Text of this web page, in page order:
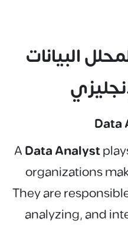
البيانات
Data
AData Analyst
organizations
They are
analyzing, and